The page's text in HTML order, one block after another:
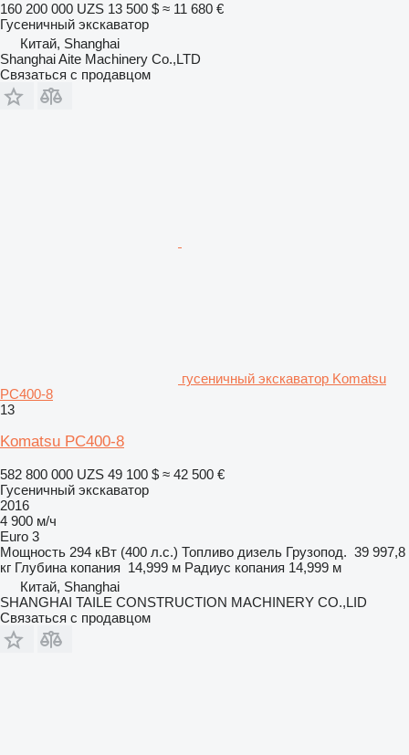
160 200 000 UZS 13 500 $ ≈ 11 680 €
Гусеничный экскаватор
Китай, Shanghai
Shanghai Aite Machinery Co.,LTD
Связаться с продавцом
гусеничный экскаватор Komatsu
PC400-8
13
Komatsu PC400-8
582 800 000 UZS 49 100 $ ≈ 42 500 €
Гусеничный экскаватор
2016
4 900 м/ч
Euro 3
Мощность 294 кВт (400 л.с.) Топливо дизель Грузопод. 39 997,8
кг Глубина копания 14,999 м Радиус копания 14,999 м
Китай, Shanghai
SHANGHAI TAILE CONSTRUCTION MACHINERY CO.,LID
Связаться с продавцом